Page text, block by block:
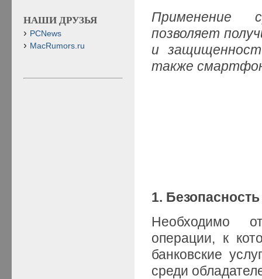
Применение
позволяет
и
также
1.
Необходимо
операции, к
банковские
среди
НАШИ ДРУЗЬЯ
PCNews
MacRumors.ru